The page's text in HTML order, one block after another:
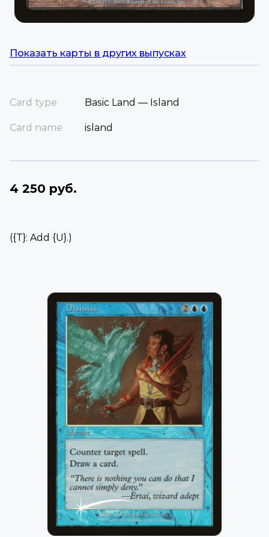
Показать карты в других выпусках
Card type Basic Land — Island
Card name island
4 250 руб.
({T}: Add {U}.)